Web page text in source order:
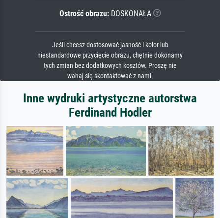
Ostrość obrazu:DOSKONAŁA
Jeśli chcesz dostosować jasność i kolor lub
niestandardowe przycięcie obrazu, chętnie dokonamy
tych zmian bez dodatkowych kosztów. Proszę nie
wahaj się skontaktować z nami.
Inne wydruki artystyczne autorstwa
Ferdinand Hodler